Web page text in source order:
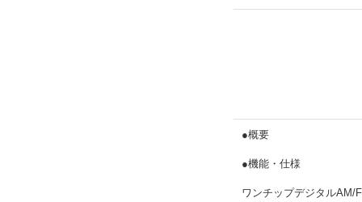
●概要
●機能・仕様
ワンチップデジタルAM/